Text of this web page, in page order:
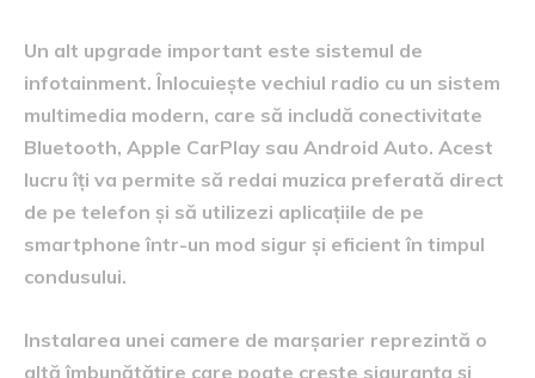
Un alt upgrade important este sistemul de
infotainment. Înlocuiește vechiul radio cu un sistem
multimedia modern, care să includă conectivitate
Bluetooth, Apple CarPlay sau Android Auto. Acest
lucru îți va permite să redai muzica preferată direct
de pe telefon și să utilizezi aplicațiile de pe
smartphone într-un mod sigur și eficient în timpul
condusului.
Instalarea unei camere de marșarier reprezintă o
altă îmbunătățire care poate crește siguranța și